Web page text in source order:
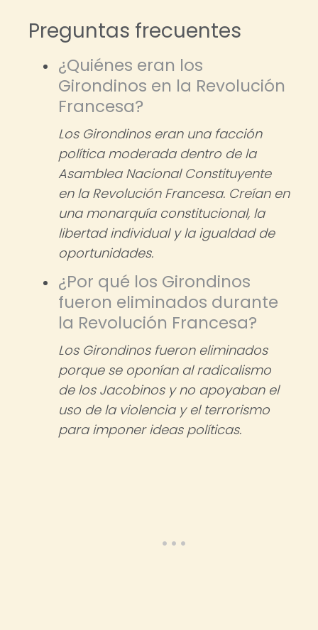
Preguntas frecuentes
¿Quiénes eran los
Girondinos en la Revolución
Francesa?
Los Girondinos eran una facción
política moderada dentro de la
Asamblea Nacional Constituyente
en la Revolución Francesa. Creían en
una monarquía constitucional, la
libertad individual y la igualdad de
oportunidades.
¿Por qué los Girondinos
fueron eliminados durante
la Revolución Francesa?
Los Girondinos fueron eliminados
porque se oponían al radicalismo
de los Jacobinos y no apoyaban el
uso de la violencia y el terrorismo
para imponer ideas políticas.